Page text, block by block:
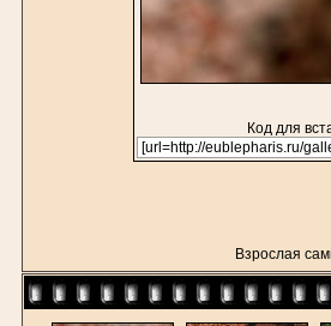
Код для
Взрослая